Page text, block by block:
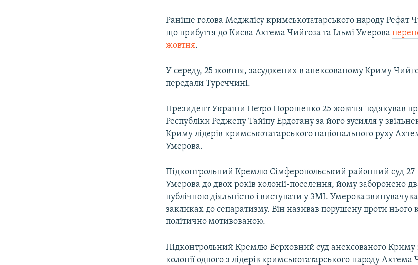
Раніше голова Меджлісу кримськотатарського народу Рефат
що прибуття до Києва Ахтема Чийгоза та Ільмі Умерова
жовтня.
У середу, 25 жовтня, засуджених в анексованому Криму
передали Туреччині.
Президент України Петро Порошенко 25 жовтня подякував
Республіки Реджепу Тайїпу Ердогану за його зусилля у
Криму лідерів кримськотатарського національного руху
Умерова.
Підконтрольний Кремлю Сімферопольський районний суд 27
Умерова до двох років колонії-поселення, йому заборонено
публічною діяльністю і виступати у ЗМІ. Умерова
закликах до сепаратизму. Він називав порушену проти нього
політично мотивованою.
Підконтрольний Кремлю Верховний суд анексованого Криму
колонії одного з лідерів кримськотатарського народу Ахтема